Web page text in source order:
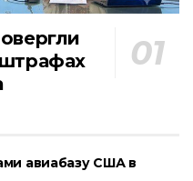
авиабазу США в